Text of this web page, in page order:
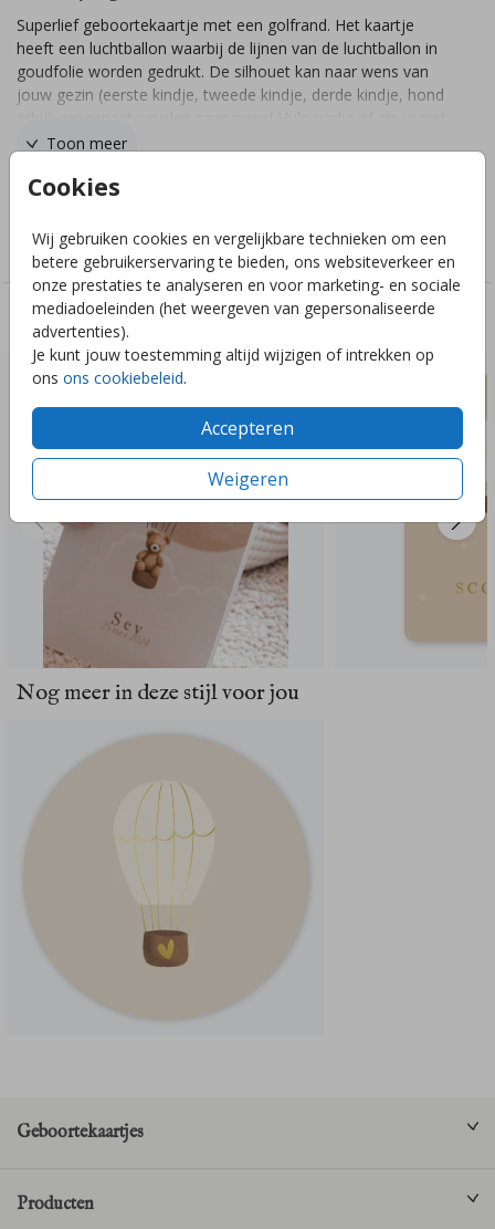
Cookies
Wij gebruiken cookies en vergelijkbare technieken om een
betere gebruikerservaring te bieden, ons websiteverkeer en
onze prestaties te analyseren en voor marketing- en sociale
mediadoeleinden (het weergeven van gepersonaliseerde
advertenties).
Je kunt jouw toestemming altijd wijzigen of intrekken op
ons ons cookiebeleid.
Accepteren
Weigeren
Superlief geboortekaartje met een golfrand. Het kaartje
heeft een luchtballon waarbij de lijnen van de luchtballon in
goudfolie worden gedrukt. De silhouet kan naar wens van
jouw gezin (eerste kindje, tweede kindje, derde kindje, hond
de juiste silhouet, laat het ons weten en wij helpen jou
Toon meer
Geboorte
Deze ontwerpen vind je misschien ook leuk
Nog meer in deze stijl voor jou
Geboortekaartjes
Producten